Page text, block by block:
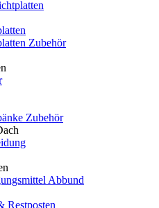
Zubehör
Zubehör
Abbund
Restposten